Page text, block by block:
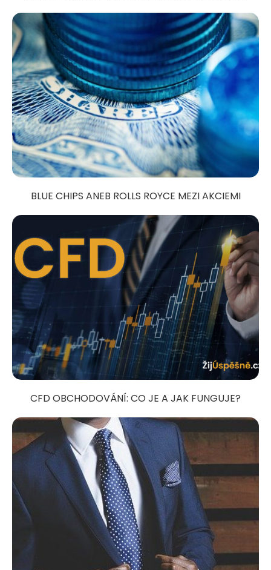
BLUE CHIPS ANEB ROLLS ROYCE MEZI AKCIEMI
CFD OBCHODOVÁNÍ: CO JE A JAK FUNGUJE?